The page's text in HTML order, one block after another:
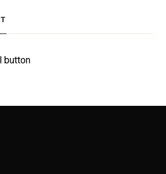
zanima tamkajšnje sicer